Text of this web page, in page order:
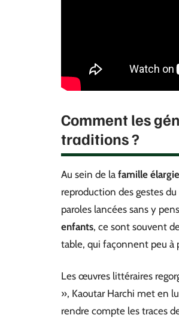
Comment les
traditions ?
Au sein de la famille élargie
reproduction des gestes du
paroles lancées sans y
enfants, ce sont souvent
table, qui façonnent peu
Les œuvres littéraires
», Kaoutar Harchi met en
rendre compte les traces